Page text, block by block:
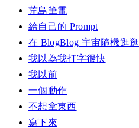
荒島筆電
給自己的 Prompt
在 BlogBlog 宇宙隨機逛逛
我以為我打字很快
我以前
一個動作
不想拿東西
寫下來